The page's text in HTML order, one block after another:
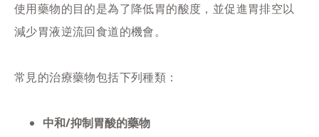
使用藥物的目的是為了降低胃的酸度，並促進胃排空以
減少胃液逆流回食道的機會。
常見的治療藥物包括下列種類：
中和/抑制胃酸的藥物